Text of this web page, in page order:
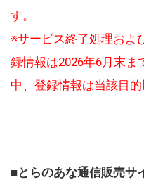
す。
※サービス終了処理およ
録情報は2026年6月末ま
中、登録情報は当該目
■とらのあな通信販売サ